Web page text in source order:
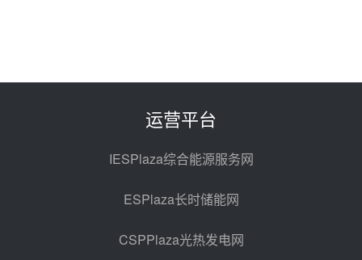
100MW光工程性能试验采购
光热示范电站二列蒸汽发生器设备
亚核阀业中标天山北麓100MW光
热发电工程EPC总承包项目熔盐截
止阀、熔盐三偏心蝶阀采购
08-05 17:15
运营平台
IESPlaza综合能源服务网
ESPlaza长时储能网
CSPPlaza光热发电网